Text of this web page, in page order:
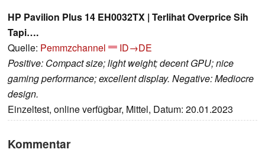
HP Pavilion Plus 14 EH0032TX | Terlihat Overprice Sih
Tapi….
Quelle: Pemmzchannel
ID→DE
Positive: Compact size; light weight; decent GPU; nice
gaming performance; excellent display. Negative: Mediocre
design.
Einzeltest, online verfügbar, Mittel, Datum: 20.01.2023
Kommentar